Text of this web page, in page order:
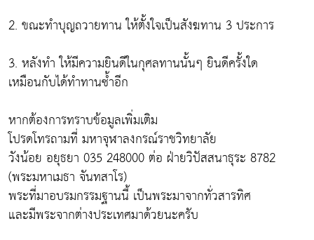
2. ขณะทำบุญถวายทาน ให้ตั้งใจเป็นสังฆทาน 3 ประการ
3. หลังทำ ให้มีความยินดีในกุศลทานนั้นๆ ยินดีครั้งใด
เหมือนกับได้ทำทานซ้ำอีก
หากต้องการทราบข้อมูลเพิ่มเติม
โปรดโทรถามที่ มหาจุฬาลงกรณ์ราชวิทยาลัย
วังน้อย อยุธยา 035 248000 ต่อ ฝ่ายวิปัสสนาธุระ 8782
(พระมหาเมธา จันทสาโร)
พระที่มาอบรมกรรมฐานนี้ เป็นพระมาจากทั่วสารทิศ
และมีพระจากต่างประเทศมาด้วยนะครับ